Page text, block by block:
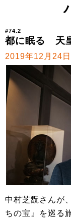
#74.2
都に眠る 天
2019年12月24日
中村芝翫さんが
ちの宝』を巡る